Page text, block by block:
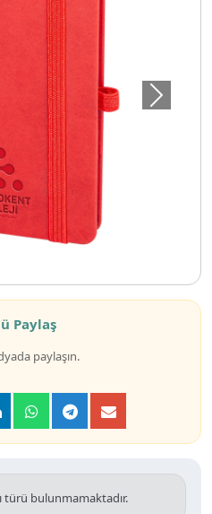
Sonraki
Paylaş
paylaşın.
türü bulunmamaktadır.